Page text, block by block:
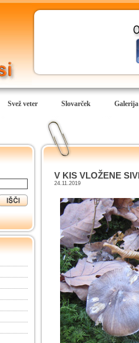
Svež veter Slovarček Galerija
V KIS VLOŽENE
24.11.2019